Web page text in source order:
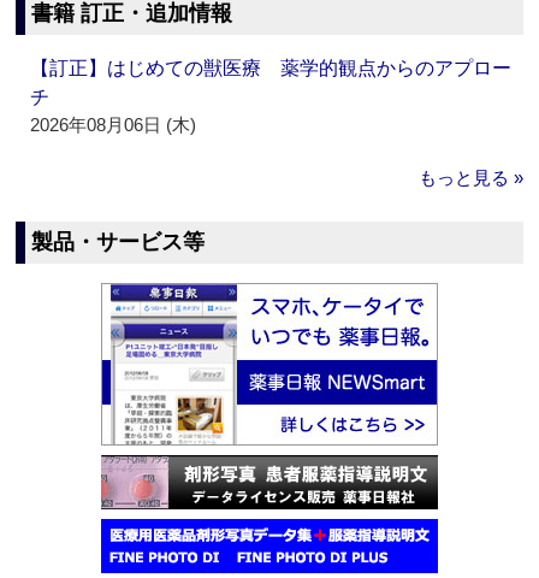
書籍 訂正・追加情報
【訂正】はじめての獣医療 薬学的観点からのアプロー
チ
2026年08月06日 (木)
もっと見る »
製品・サービス等